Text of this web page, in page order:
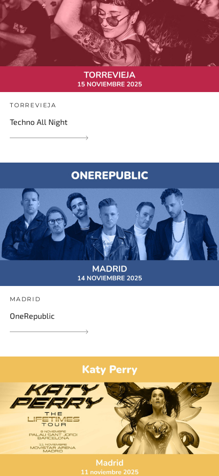
TORREVIEJA
Techno All Night
MADRID
OneRepublic